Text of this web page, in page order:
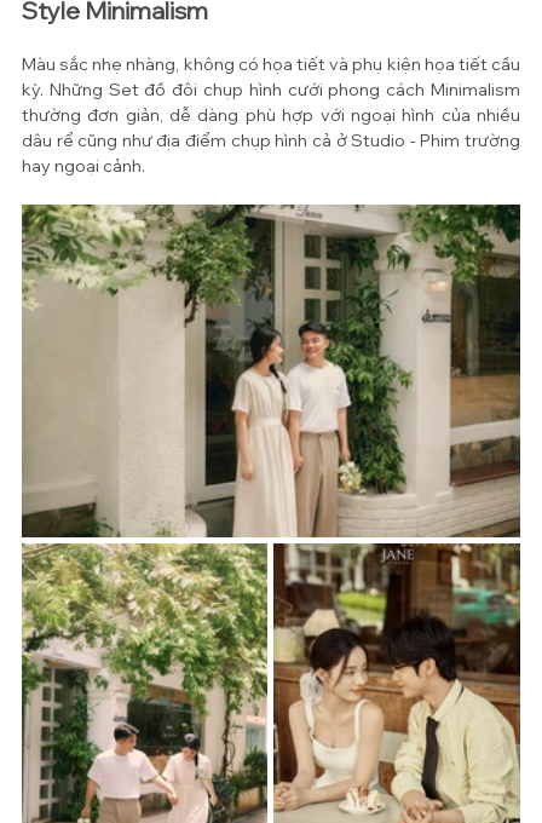
Style Minimalism
Màu sắc nhẹ nhàng, không có họa tiết và phụ kiện họa tiết cầu
kỳ. Những Set đồ đôi chụp hình cưới phong cách Minimalism
thường đơn giản, dễ dàng phù hợp với ngoại hình của nhiều
dâu rể cũng như địa điểm chụp hình cả ở Studio - Phim trường
hay ngoại cảnh.